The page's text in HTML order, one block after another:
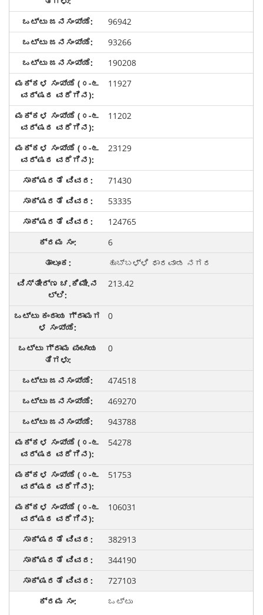
96942
93266
190208
11927
11202
23129
71430
53335
124765
6
ಹುಬ್ಬಳ್ಳಿ ಧಾರವಾಡ ನಗರ
213.42
0
0
474518
469270
943788
54278
51753
106031
382913
344190
727103
ಒಟ್ಟು